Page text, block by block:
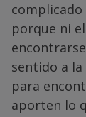
porque ni
sentido a
para
aporten lo